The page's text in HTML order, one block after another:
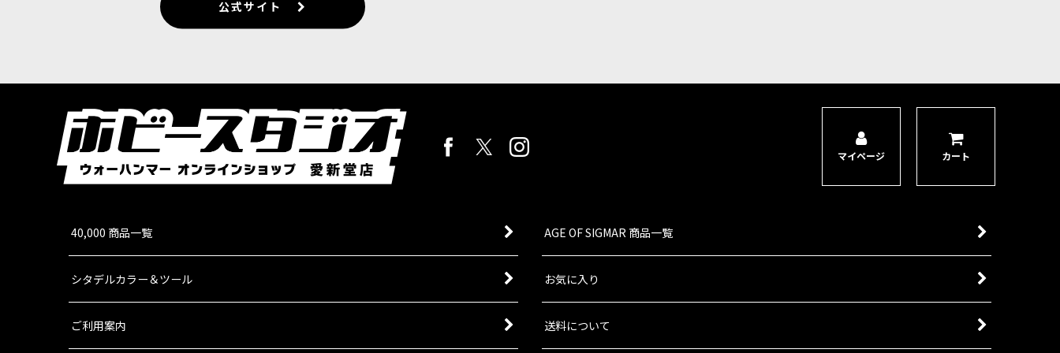
公式サイト
マイページ カート
40,000 商品一覧 AGE OF SIGMAR 商品一覧
シタデルカラー＆ツール お気に入り
ご利用案内 送料について